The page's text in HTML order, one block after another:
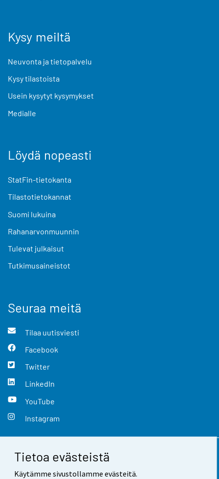
Tietoa evästeistä
Käytämme sivustollamme evästeitä.
Kysy meiltä
Neuvonta ja tietopalvelu
Kysy tilastoista
Usein kysytyt kysymykset
Medialle
Löydä nopeasti
StatFin-tietokanta
Tilastotietokannat
Suomi lukuina
Rahanarvonmuunnin
Tulevat julkaisut
Tutkimusaineistot
Seuraa meitä
Tilaa uutisviesti
Facebook
Twitter
LinkedIn
YouTube
Instagram
Yhteystiedot